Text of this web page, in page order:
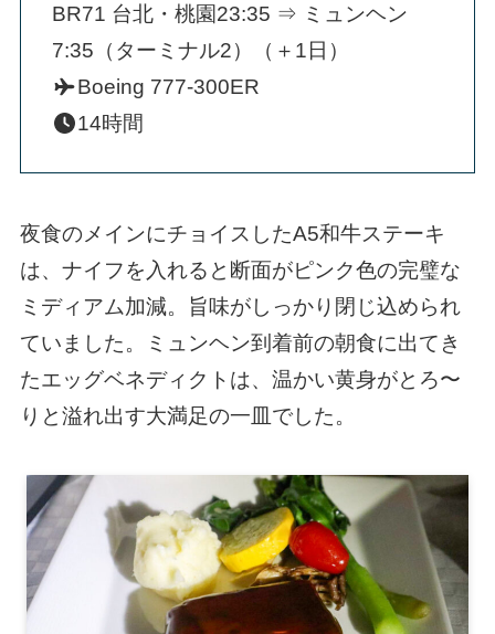
BR71 台北・桃園23:35 ⇒ ミュンヘン
7:35（ターミナル2）（＋1日）
Boeing 777-300ER
14時間
夜食のメインにチョイスしたA5和牛ステーキ
は、ナイフを入れると断面がピンク色の完璧な
ミディアム加減。旨味がしっかり閉じ込められ
ていました。ミュンヘン到着前の朝食に出てき
たエッグベネディクトは、温かい黄身がとろ〜
りと溢れ出す大満足の一皿でした。